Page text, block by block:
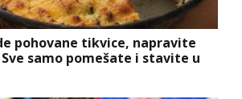
pohovane tikvice, napravite
samo pomešate i stavite u